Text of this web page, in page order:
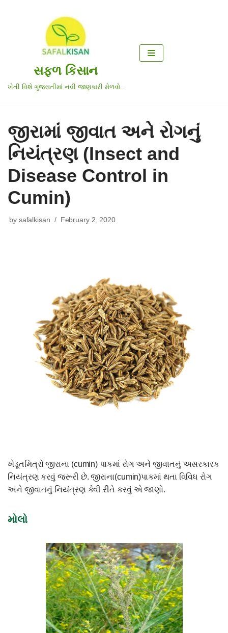
સફળ કિસાન
ખેતી વિશે ગુજરાતીમાં નવી જાણકારી મેળવો..
જીરામાં જીવાત અને રોગનું
નિયંત્રણ (Insect and
Disease Control in
Cumin)
by safalkisan February 2, 2020
ખેડૂતમિત્રો જીરાના (cumin) પાકમાં રોગ અને જીવાતનું અસરકારક
નિયંત્રણ કરવું જરૂરી છે. જીરાના(cumin)પાકમાં થતા વિવિધ રોગ
અને જીવાતનું નિયંત્રણ કેવી રીતે કરવું એ જાણો.
મોલો